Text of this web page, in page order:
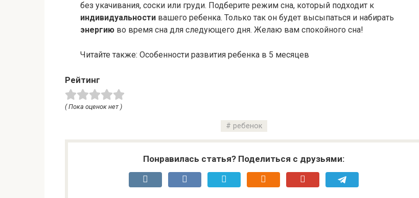
без укачивания, соски или груди. Подберите режим сна, который подходит к
индивидуальности вашего ребенка. Только так он будет высыпаться и набирать
энергию во время сна для следующего дня. Желаю вам спокойного сна!
Читайте также: Особенности развития ребенка в 5 месяцев
Рейтинг
( Пока оценок нет )
ребенок
Понравилась статья? Поделиться с друзьями: